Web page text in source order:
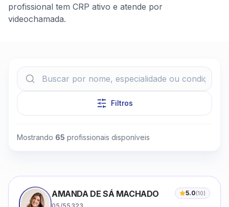
profissional tem CRP ativo e atende por
videochamada.
Filtros
Mostrando 65 profissionais disponíveis
AMANDA DE SÁ MACHADO 5.0(10)